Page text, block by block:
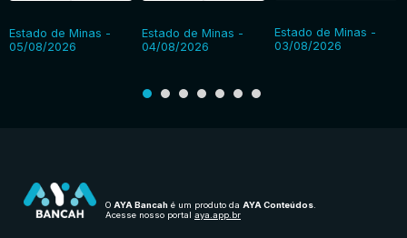
Estado de Minas -
05/08/2026
Estado de Minas -
04/08/2026
Estado de Minas -
03/08/2026
O AYA Bancah é um produto da AYA Conteúdos
Acesse nosso portal aya.app.br